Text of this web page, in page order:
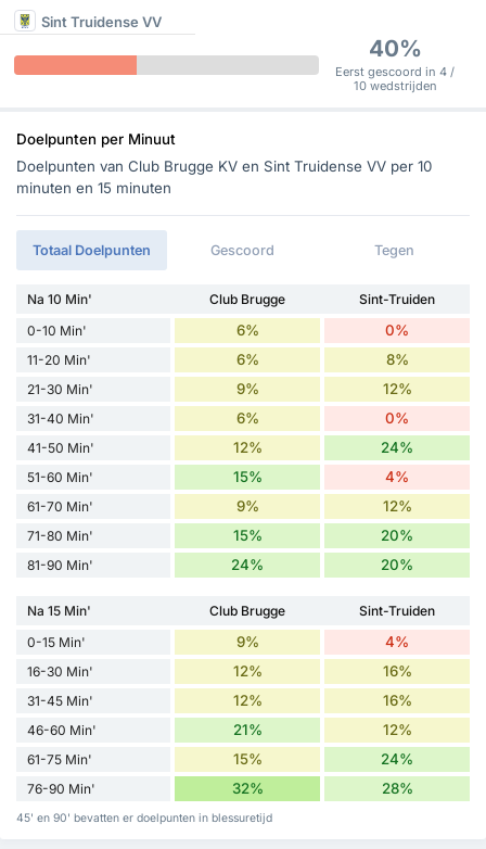
Sint Truidense VV
40%
Eerst gescoord in 4 /
10 wedstrijden
Doelpunten per Minuut
Doelpunten van Club Brugge KV en Sint Truidense VV per 10
minuten en 15 minuten
Totaal Doelpunten Gescoord Tegen
Na 10 Min' Club Brugge
Sint-Truiden
0-10 Min'
6% 0%
11-20 Min' 6% 8%
21-30 Min' 9% 12%
31-40 Min' 6% 0%
41-50 Min' 12% 24%
51-60 Min' 15% 4%
61-70 Min' 9% 12%
71-80 Min' 15% 20%
81-90 Min' 24% 20%
Na 15 Min' Club Brugge
Sint-Truiden
0-15 Min'
9% 4%
16-30 Min' 12% 16%
31-45 Min' 12% 16%
46-60 Min' 21% 12%
61-75 Min' 15% 24%
76-90 Min' 32% 28%
45' en 90' bevatten er doelpunten in blessuretijd